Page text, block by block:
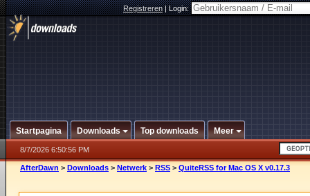
Registreren|Login:
Startpagina Downloads Top downloads Meer
8/7/2026 6:50:56 PM
AfterDawn > Downloads > Netwerk > RSS > QuiteRSS for Mac OS X v0.17.3